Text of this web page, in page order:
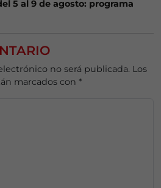
5 al 9 de agosto: programa
no será publicada. Los
marcados con *